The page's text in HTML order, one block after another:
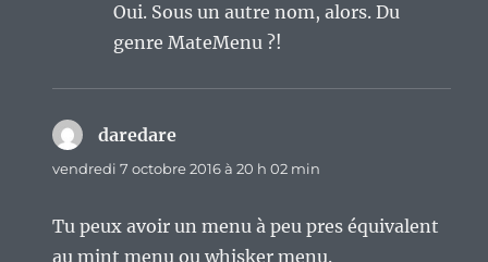
Oui. Sous un autre nom, alors. Du
genre MateMenu ?!
daredare
vendredi 7 octobre 2016 à 20 h 02 min
Tu peux avoir un menu à peu pres équivalent
au mint menu ou whisker menu.